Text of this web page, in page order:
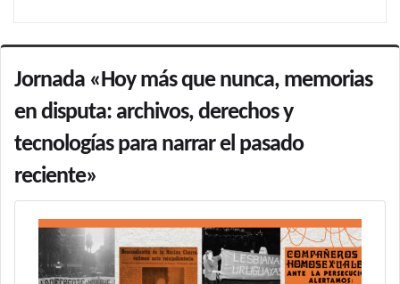
Jornada «Hoy más que nunca, memorias
en disputa: archivos, derechos y
tecnologías para narrar el pasado
reciente»